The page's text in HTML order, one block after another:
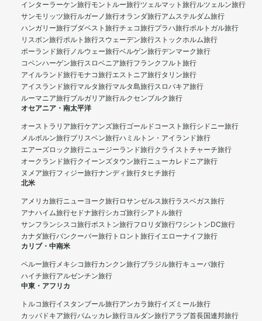
インターラーケン旅行モントルー旅行ツェルマット旅行ルツェルン旅行
サンモリッツ旅行ルガーノ旅行オランダ旅行アムステルダム旅行
ハンガリー旅行ブダペスト旅行チェコ旅行プラハ旅行ポルトガル旅行
リスボン旅行ポルト旅行スウェーデン旅行ストックホルム旅行
ポーランド旅行ノルウェー旅行ベルゲン旅行デンマーク旅行
コペンハーゲン旅行スロベニア旅行フランクフルト旅行
アイルランド旅行モナコ旅行エストニア旅行タリン旅行
アイスランド旅行マルタ旅行マルタ島旅行スロバキア旅行
ルーマニア旅行ブルガリア旅行ルクセンブルク旅行
オセアニア・南太平洋
オーストラリア旅行ケアンズ旅行ゴールドコースト旅行シドニー旅行
メルボルン旅行ブリスベン旅行ハミルトン・アイランド旅行
エアーズロック旅行ニュージーランド旅行クライストチャーチ旅行
オークランド旅行クイーンズタウン旅行ニューカレドニア旅行
ヌメア旅行フィジー旅行ナンディ旅行タヒチ旅行
北米
アメリカ旅行ニューヨーク旅行ロサンゼルス旅行ラスベガス旅行
アナハイム旅行セドナ旅行シカゴ旅行シアトル旅行
サンフランシスコ旅行ボストン旅行フロリダ旅行ワシントンDC旅行
カナダ旅行バンクーバー旅行 トロント旅行イエローナイフ旅行
カリブ・中南米
ペルー旅行メキシコ旅行カンクン旅行ブラジル旅行キューバ旅行
ハイチ旅行アルゼンチン旅行
中東・アフリカ
トルコ旅行イスタンブール旅行アンカラ旅行イズミール旅行
カッパドキア旅行パムッカレ旅行ヨルダン旅行アラブ首長国連邦旅行